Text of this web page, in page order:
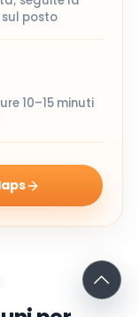
posto
10–15 minuti